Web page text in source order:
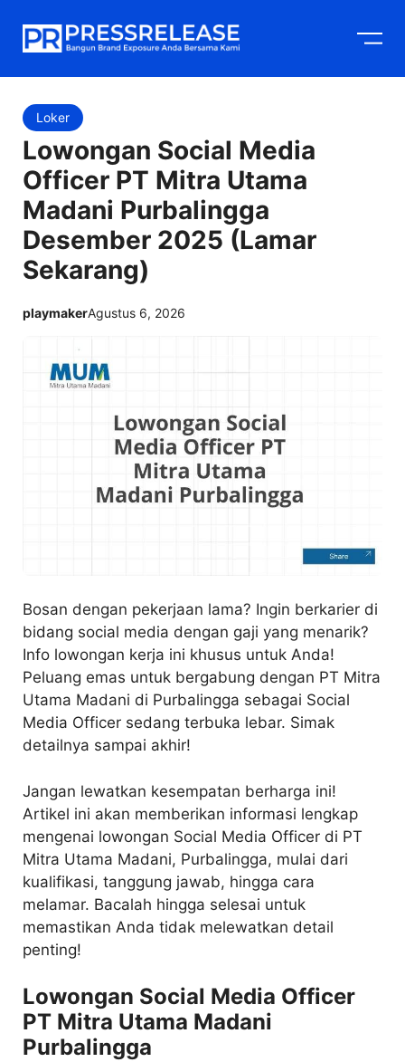
Loker
Lowongan Social Media
Officer PT Mitra Utama
Madani Purbalingga
Desember 2025 (Lamar
Sekarang)
playmakerAgustus 6, 2026
Bosan dengan pekerjaan lama? Ingin berkarier di
bidang social media dengan gaji yang menarik?
Info lowongan kerja ini khusus untuk Anda!
Peluang emas untuk bergabung dengan PT Mitra
Utama Madani di Purbalingga sebagai Social
Media Officer sedang terbuka lebar. Simak
detailnya sampai akhir!
Jangan lewatkan kesempatan berharga ini!
Artikel ini akan memberikan informasi lengkap
mengenai lowongan Social Media Officer di PT
Mitra Utama Madani, Purbalingga, mulai dari
kualifikasi, tanggung jawab, hingga cara
melamar. Bacalah hingga selesai untuk
memastikan Anda tidak melewatkan detail
penting!
Lowongan Social Media Officer
PT Mitra Utama Madani
Purbalingga